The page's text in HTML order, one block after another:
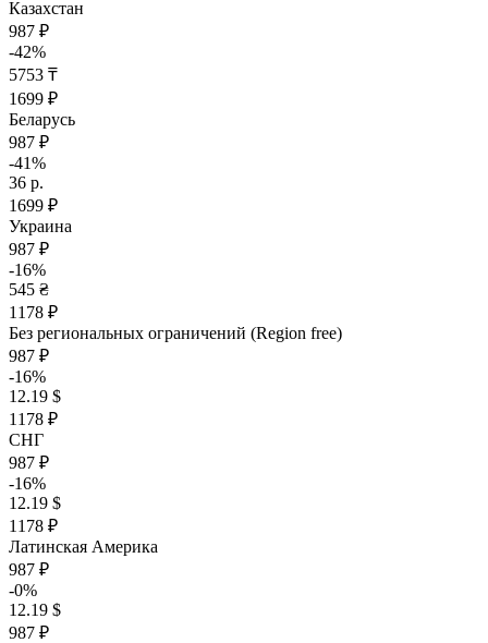
Казахстан
987 ₽
-42%
5753 ₸
1699 ₽
Беларусь
987 ₽
-41%
36 р.
1699 ₽
Украина
987 ₽
-16%
545 ₴
1178 ₽
Без региональных ограничений (Region free)
987 ₽
-16%
12.19 $
1178 ₽
СНГ
987 ₽
-16%
12.19 $
1178 ₽
Латинская Америка
987 ₽
-0%
12.19 $
987 ₽